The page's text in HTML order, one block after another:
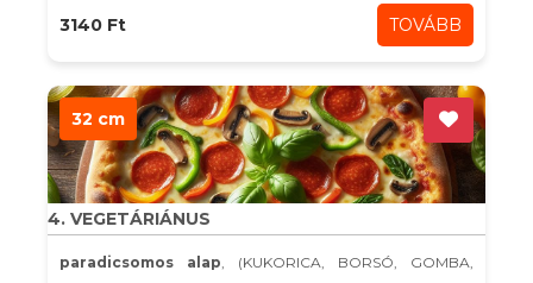
3140 Ft TOVÁBB
32 cm
4. VEGETÁRIÁNUS
paradicsomos alap, (KUKORICA, BORSÓ, GOMBA,